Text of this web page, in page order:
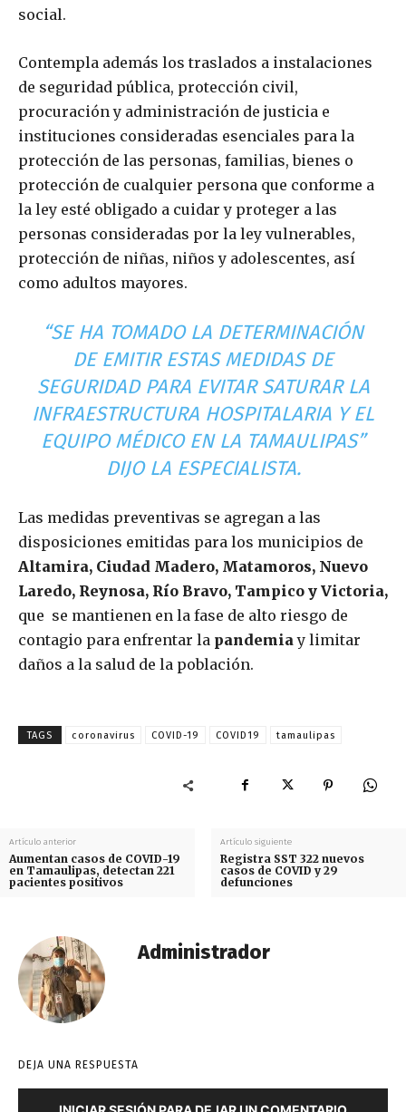
social.
Contempla además los traslados a instalaciones
de seguridad pública, protección civil,
procuración y administración de justicia e
instituciones consideradas esenciales para la
protección de las personas, familias, bienes o
protección de cualquier persona que conforme a
la ley esté obligado a cuidar y proteger a las
personas consideradas por la ley vulnerables,
protección de niñas, niños y adolescentes, así
como adultos mayores.
“SE HA TOMADO LA DETERMINACIÓN
DE EMITIR ESTAS MEDIDAS DE
SEGURIDAD PARA EVITAR SATURAR LA
INFRAESTRUCTURA HOSPITALARIA Y EL
EQUIPO MÉDICO EN LA TAMAULIPAS”
DIJO LA ESPECIALISTA.
Las medidas preventivas se agregan a las
disposiciones emitidas para los municipios de
Altamira, Ciudad Madero, Matamoros, Nuevo
Laredo, Reynosa, Río Bravo, Tampico y Victoria,
que se mantienen en la fase de alto riesgo de
contagio para enfrentar la pandemiay limitar
daños a la salud de la población.
TAGS coronavirus COVID-19 COVID19 tamaulipas
Artículo anterior
Aumentan casos de COVID-19
en Tamaulipas, detectan 221
pacientes positivos
Artículo siguiente
Registra SST 322 nuevos
casos de COVID y 29
defunciones
Administrador
DEJA UNA RESPUESTA